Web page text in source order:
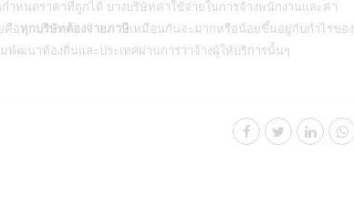
หนดราคาที่ถูกได้ บางบริษัทค่าใช้จ่ายในการจ้างพนักงานและค่า
คือทุกบริษัทต้องจ่ายภาษีเหมือนกันจะมากหรือน้อยขึ้นอยู่กับกำไรของ
มพัฒนาท้องถิ่นและประเทศผ่านการว่าจ้างผู้ให้บริการนั้นๆ